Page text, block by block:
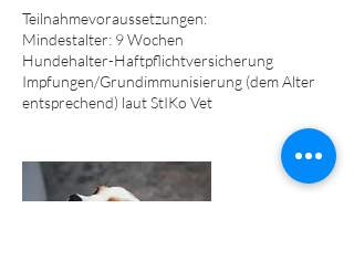
Teilnahmevoraussetzungen:
Mindestalter: 9 Wochen
Hundehalter-Haftpflichtversicherung
Impfungen/Grundimmunisierung (dem Alter
entsprechend) laut StIKo Vet